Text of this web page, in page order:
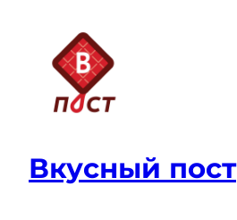
Вкусный пост